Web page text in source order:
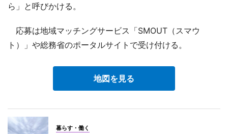
ら」と呼びかける。
応募は地域マッチングサービス「SMOUT（スマウ
ト）」や総務省のポータルサイトで受け付ける。
地図を見る
暮らす・働く